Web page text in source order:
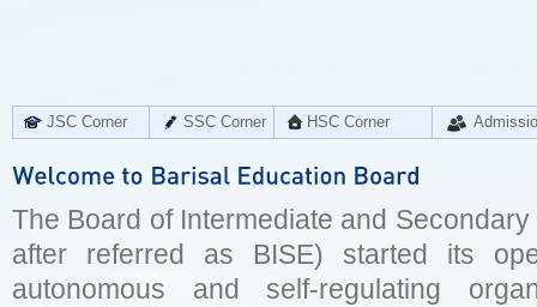
JSC Corner SSC Corner HSC Corner
The Board of Intermediate and
after referred as BISE) started its
autonomous and self-regulating